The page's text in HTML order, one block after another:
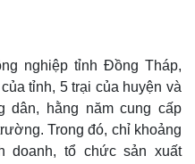
nghiệp tỉnh Đồng Tháp,
tỉnh, 5 trại của huyện và
dân, hằng năm cung cấp
Trong đó, chỉ khoảng
doanh, tổ chức sản xuất